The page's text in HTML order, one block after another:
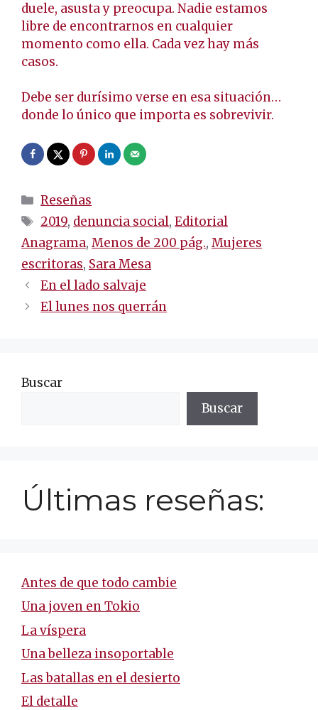
duele, asusta y preocupa. Nadie estamos
libre de encontrarnos en cualquier
momento como ella. Cada vez hay más
casos.
Debe ser durísimo verse en esa situación…
donde lo único que importa es sobrevivir.
Categorías
Reseñas
Etiquetas
2019, denuncia social,Editorial
Anagrama, Menos de 200 pág., Mujeres
escritoras, Sara Mesa
Navegación
de
entradas
En el lado salvaje
El lunes nos querrán
Buscar
Buscar
Últimas reseñas:
Antes de que todo cambie
Una joven en Tokio
La víspera
Una belleza insoportable
Las batallas en el desierto
El detalle